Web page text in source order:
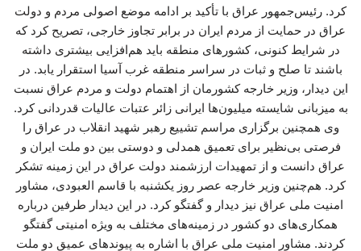
کرد. رئیس‌جمهور عراق با تأکید بر ادامه موضع اصولی مردم و دولت
عراق در حمایت از مردم ایران در برابر تجاوز خارجی، تصریح کرد که
در شرایط کنونی، کشورهای منطقه باید هم‌افزایی بیشتری داشته
باشند تا صلح و ثبات در سراسر منطقه غرب آسیا استقرار یابد. در
این دیدار، وزیر خارجه کشورمان از اهتمام دولت و مردم عراق نسبت
به میزبانی شایسته میلیون‌ها ایرانی زائر عتبات عالیات قدردانی کرد.
وی همچنین برگزاری مراسم تشییع رهبر شهید انقلاب در عراق را
فرصتی بی‌نظیر برای تعمیق همدلی و دوستی بین دو ملت ایران و
عراق دانست و از تمهیدات ارزشمند دولت عراق در این زمینه تشکر
کرد. هم‌چنین وزیر خارجه عصر روز یکشنبه با قاسم العبودی، مشاور
امنیت ملی عراق نیز دیدار و گفتگو کرد. در این دیدار طرفین درباره
همکاری‌های دو کشور در زمینه‌های مختلف به ویژه امنیتی گفتگو
کردند. مشاور امنیت ملی عراق با اشاره به پیوندهای عمیق دو ملت